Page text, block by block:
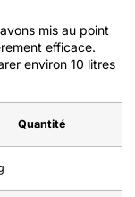
mis au point
efficace.
environ 10 litres
Quantité